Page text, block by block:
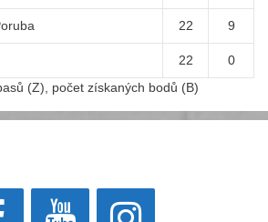
22 9
22
0
(Z), počet získaných bodů (B)